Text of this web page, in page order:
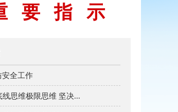
要指示
安全工作
思维极限思维 坚决...